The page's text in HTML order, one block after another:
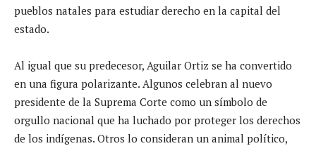
pueblos natales para estudiar derecho en la capital del
estado.
Al igual que su predecesor, Aguilar Ortiz se ha convertido
en una figura polarizante. Algunos celebran al nuevo
presidente de la Suprema Corte como un símbolo de
orgullo nacional que ha luchado por proteger los derechos
de los indígenas. Otros lo consideran un animal político,